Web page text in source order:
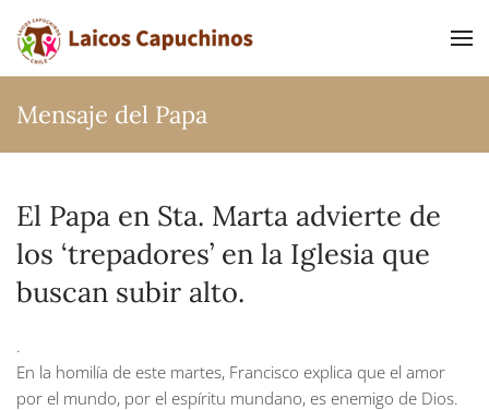
Ir al contenido principal
Mensaje del Papa
El Papa en Sta. Marta advierte de
los ‘trepadores’ en la Iglesia que
buscan subir alto.
.
En la homilía de este martes, Francisco explica que el amor
por el mundo, por el espíritu mundano, es enemigo de Dios.